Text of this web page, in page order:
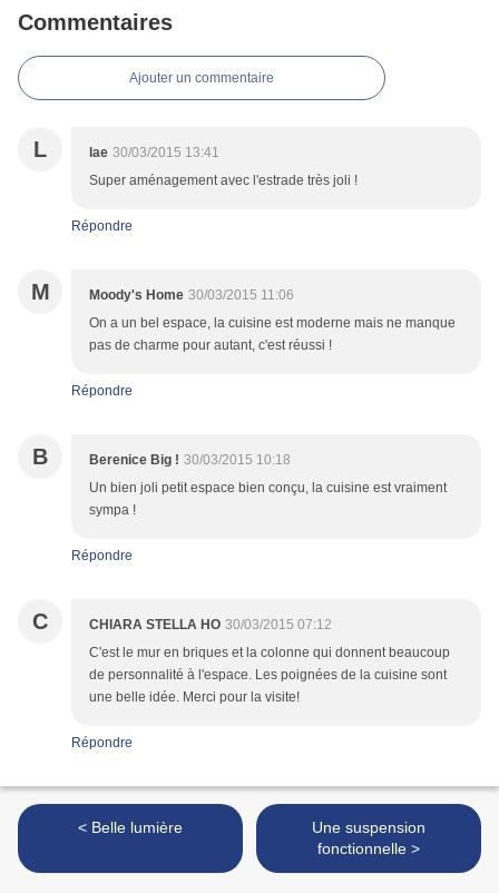
Commentaires
Ajouter un commentaire
L lae 30/03/2015 13:41
Super aménagement avec l'estrade très joli !
Répondre
M Moody's Home 30/03/2015 11:06
On a un bel espace, la cuisine est moderne mais ne manque
pas de charme pour autant, c'est réussi !
Répondre
B Berenice Big ! 30/03/2015 10:18
Un bien joli petit espace bien conçu, la cuisine est vraiment
sympa !
Répondre
C CHIARA STELLA HO 30/03/2015 07:12
C'est le mur en briques et la colonne qui donnent beaucoup
de personnalité à l'espace. Les poignées de la cuisine sont
une belle idée. Merci pour la visite!
Répondre
< Belle lumière
Une suspension
fonctionnelle >